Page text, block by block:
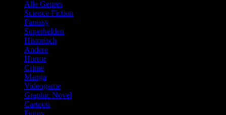
Alle Genres
Science Fiction
Fantasy
Superhelden
Historisch
Andere
Horror
Crime
Manga
Videogame
Graphic Novel
Cartoon
Funny